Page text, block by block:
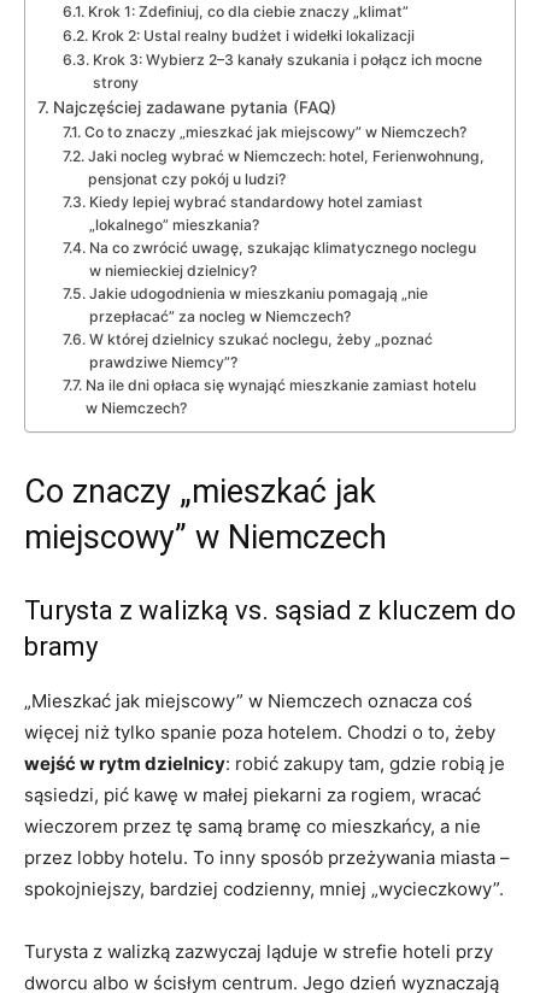
Krok 1: Zdefiniuj, co dla ciebie znaczy „klimat”
Krok 2: Ustal realny budżet i widełki lokalizacji
Krok 3: Wybierz 2–3 kanały szukania i połącz ich mocne
strony
Najczęściej zadawane pytania (FAQ)
Co to znaczy „mieszkać jak miejscowy” w Niemczech?
Jaki nocleg wybrać w Niemczech: hotel, Ferienwohnung,
pensjonat czy pokój u ludzi?
Kiedy lepiej wybrać standardowy hotel zamiast
„lokalnego” mieszkania?
Na co zwrócić uwagę, szukając klimatycznego noclegu
w niemieckiej dzielnicy?
Jakie udogodnienia w mieszkaniu pomagają „nie
przepłacać” za nocleg w Niemczech?
W której dzielnicy szukać noclegu, żeby „poznać
prawdziwe Niemcy”?
Na ile dni opłaca się wynająć mieszkanie zamiast hotelu
w Niemczech?
Co znaczy „mieszkać jak
miejscowy” w Niemczech
Turysta z walizką vs. sąsiad z kluczem do
bramy
„Mieszkać jak miejscowy” w Niemczech oznacza coś
więcej niż tylko spanie poza hotelem. Chodzi o to, żeby
wejść w rytm dzielnicy: robić zakupy tam, gdzie robią je
sąsiedzi, pić kawę w małej piekarni za rogiem, wracać
wieczorem przez tę samą bramę co mieszkańcy, a nie
przez lobby hotelu. To inny sposób przeżywania miasta –
spokojniejszy, bardziej codzienny, mniej „wycieczkowy”.
Turysta z walizką zazwyczaj ląduje w strefie hoteli przy
dworcu albo w ścisłym centrum. Jego dzień wyznaczają